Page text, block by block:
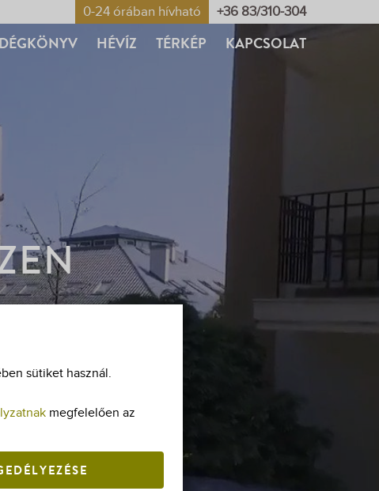
sütiket használ.
megfelelően az
0-24 órában hívható +36 83/310-304
HÉVÍZ TÉRKÉP KAPCSOLAT